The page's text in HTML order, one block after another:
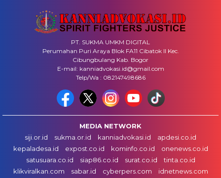
PT. SUKMA UMKM DIGITAL
Perumahan Puri Araya Blok FA11 Cibatok II Kec.
Cibungbulang Kab. Bogor
E-mail: kanniadvokasi.id@gmail.com
Telp/Wa : 082147498686
MEDIA NETWORK
siji.or.id
sukma.or.id kanniadvokasi.id
apdesi.co.id
kepaladesa.id
expost.co.id kominfo.co.id
onenews.co.id
satusuara.co.id
siap86.co.id surat.co.id
tinta.co.id
klikviralkan.com
sabar.id cyberpers.com
idnetnews.com